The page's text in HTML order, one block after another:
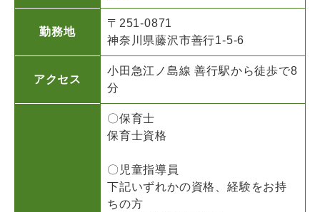
勤務地
〒251-0871
神奈川県藤沢市善行1-5-6
アクセス
小田急江ノ島線 善行駅から徒歩で8
分
〇保育士
保育士資格
〇児童指導員
下記いずれかの資格、経験をお持
ちの方